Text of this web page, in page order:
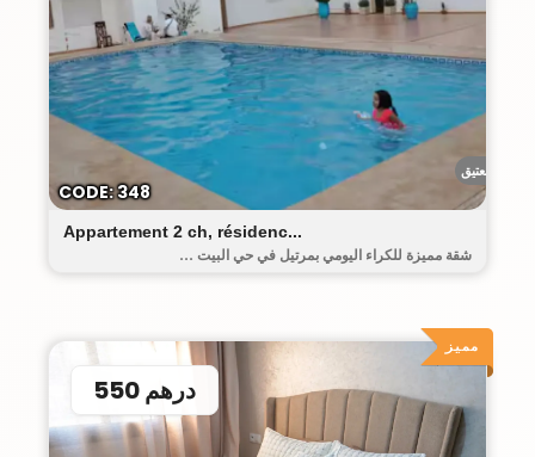
البيت العتيق
Appartement 2 ch, résidenc...
شقة مميزة للكراء اليومي بمرتيل في حي البيت ...
CODE: 348
مميز
550 درهم